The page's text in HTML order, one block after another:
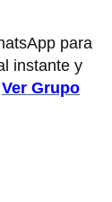
para
instante y
Ver Grupo